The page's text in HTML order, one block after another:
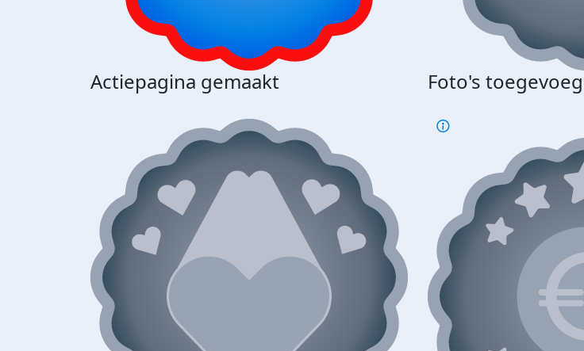
Actiepagina gemaakt Foto's